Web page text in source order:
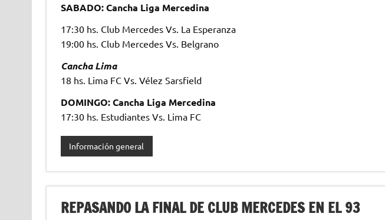
SABADO: Cancha Liga Mercedina
17:30 hs. Club Mercedes Vs. La Esperanza
19:00 hs. Club Mercedes Vs. Belgrano
Cancha Lima
18 hs. Lima FC Vs. Vélez Sarsfield
DOMINGO: Cancha Liga Mercedina
17:30 hs. Estudiantes Vs. Lima FC
Información general
REPASANDO LA FINAL DE CLUB MERCEDES EN EL 93